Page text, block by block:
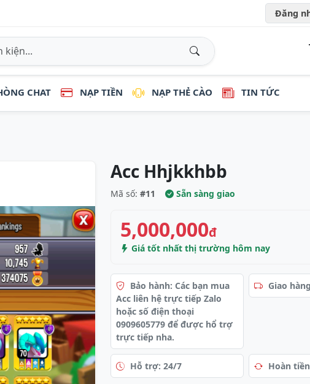
Đăng
CHAT NẠP TIỀN NẠP THẺ CÀO TIN TỨC
Acc Hhjkkhbb
Mã số: #11 Sẵn sàng giao
5,000,000đ
Giá tốt nhất thị trường hôm nay
Bảo hành: Các bạn mua
Acc liên hệ trực tiếp Zalo
hoặc số điện thoại
0909605779 để được hổ trợ
trực tiếp nha.
Giao
Hỗ trợ: 24/7 Hoàn